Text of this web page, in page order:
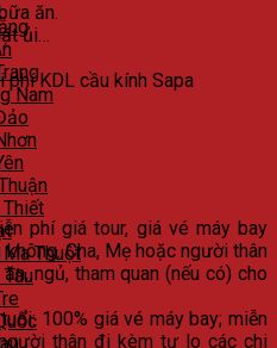
Nam
Thuột
ăn.
ủi…
phí KDL cầu kính Sapa
phí giá tour, giá vé máy bay
Cha, Mẹ hoặc người thân
ngủ, tham quan (nếu có) cho
100% giá vé máy bay; miễn
thân đi kèm tự lo các chi